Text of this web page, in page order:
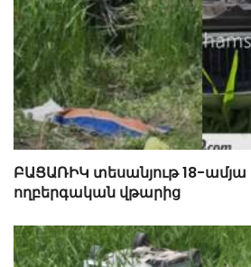
ԲԱՑԱՌԻԿ տեսանյութ 18-
ողբերգական վթարից